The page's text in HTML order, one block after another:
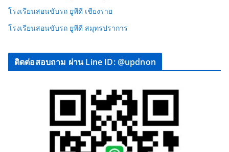
โรงเรียนสอนขับรถ ยูพีดี เชียงราย
โรงเรียนสอนขับรถ ยูพีดี สมุทรปราการ
ติดต่อสอบถาม ผ่าน Line ID: @updnon